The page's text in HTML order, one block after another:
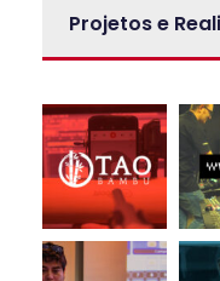
Projetos e